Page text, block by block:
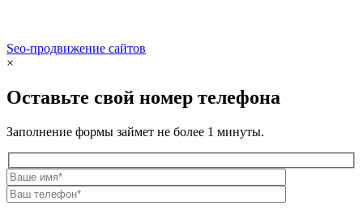
Seo-продвижение сайтов
×
Оставьте свой номер телефона
Заполнение формы займет не более 1 минуты.